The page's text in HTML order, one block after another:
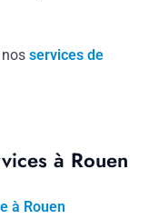
services de
à Rouen
à Rouen